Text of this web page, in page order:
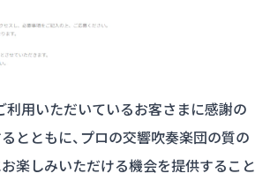
用いただいているお客さまに感謝の
とともに、プロの交響吹奏楽団の質の
楽しみいただける機会を提供すること